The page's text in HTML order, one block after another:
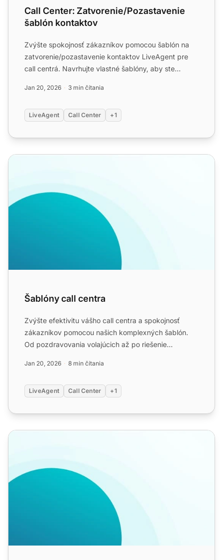
Call Center: Zatvorenie/Pozastavenie
šablón kontaktov
Zvýšte spokojnosť zákazníkov pomocou šablón na
zatvorenie/pozastavenie kontaktov LiveAgent pre
call centrá. Navrhujte vlastné šablóny, aby ste
Jan 20, 2026 3 min čítania
LiveAgent Call Center +1
Šablóny call centra
Šablóny call centra
Zvýšte efektivitu vášho call centra a spokojnosť
zákazníkov pomocou našich komplexných šablón.
Od pozdravovania volajúcich až po riešenie
Jan 20, 2026 8 min čítania
LiveAgent Call Center +1
Šablóny na zatvorenie/pozastavenie kontaktov v call